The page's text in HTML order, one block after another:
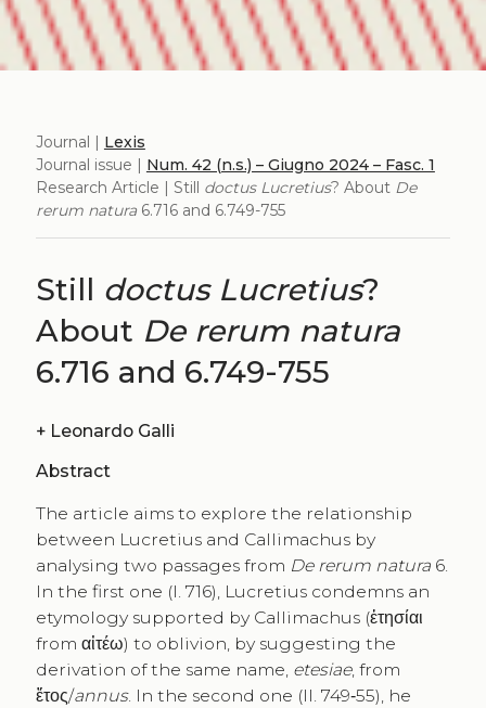
Journal | Lexis
Journal issue | Num. 42 (n.s.) – Giugno 2024 – Fasc. 1
Research Article | Still doctus Lucretius? About De
rerum natura6.716 and 6.749-755
Still doctus Lucretius?
About De rerum natura
6.716 and 6.749-755
+ Leonardo Galli
Abstract
The article aims to explore the relationship
between Lucretius and Callimachus by
analysing two passages from De rerum natura6.
In the first one (l. 716), Lucretius condemns an
etymology supported by Callimachus (ἐτησίαι
from αἰτέω) to oblivion, by suggesting the
derivation of the same name, etesiae, from
ἔτος/annus. In the second one (ll. 749‑55), he